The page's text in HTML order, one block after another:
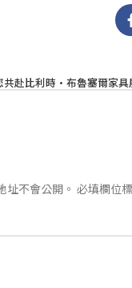
赴比利時·布魯塞爾家具
址不會公開。 必填欄位